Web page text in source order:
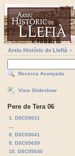
Arxiu Històric de Llefià
Recerca Avançada
View Slideshow
Pere de Tera 06
1. DSC05631
8. DSC05641
9. DSC05639
10. DSC05640